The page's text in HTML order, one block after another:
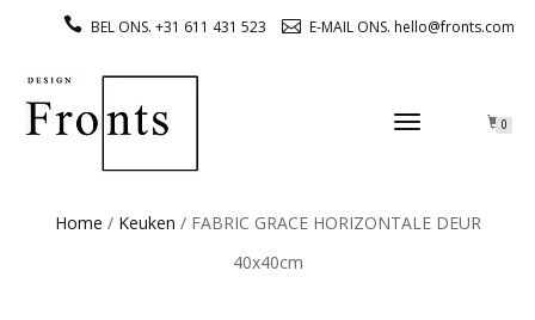
BEL ONS. +31 611 431 523 E-MAIL ONS. hello@fronts.com
TOGGLE
0
Home / Keuken / FABRIC GRACE HORIZONTALE DEUR
40x40cm